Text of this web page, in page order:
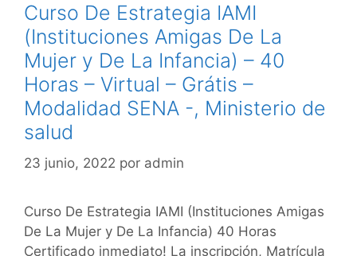
Curso De Estrategia IAMI
(Instituciones Amigas De La
Mujer y De La Infancia) – 40
Horas – Virtual – Grátis –
Modalidad SENA -, Ministerio de
salud
23 junio, 2022 por admin
Curso De Estrategia IAMI (Instituciones Amigas
De La Mujer y De La Infancia) 40 Horas
Certificado inmediato! La inscripción, Matrícula